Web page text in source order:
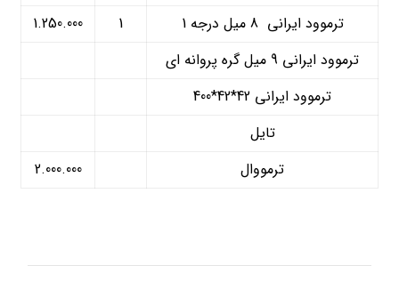
ترموود ایرانی 8 میل درجه 1
1
1.250.000
ترموود ایرانی 9 میل گره پروانه ای
ترموود ایرانی 42*42*400
تایل
ترمووال
2.000.000